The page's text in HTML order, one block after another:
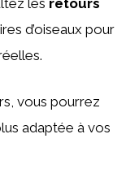
d’oiseaux pour
vous pourrez
adaptée à vos